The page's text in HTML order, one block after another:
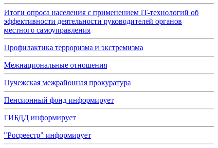
Итоги опроса населения с применением IT-технологий об
эффективности деятельности руководителей органов
местного самоуправления
Профилактика терроризма и экстремизма
Межнациональные отношения
Пучежская межрайонная прокуратура
Пенсионный фонд информирует
ГИБДД информирует
"Росреестр" информирует